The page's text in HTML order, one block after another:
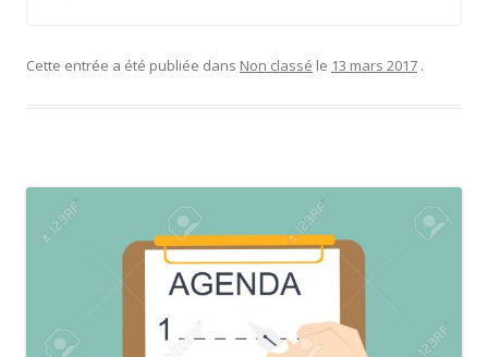
Cette entrée a été publiée dans Non classé le 13 mars 2017 .